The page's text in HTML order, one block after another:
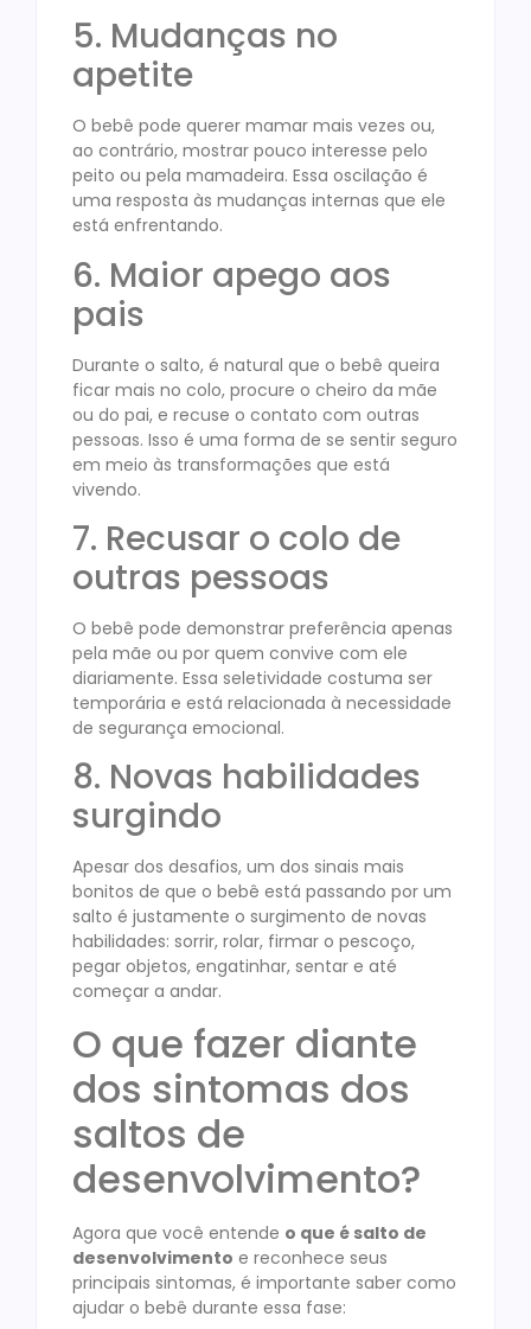
5. Mudanças no
apetite
O bebê pode querer mamar mais vezes ou,
ao contrário, mostrar pouco interesse pelo
peito ou pela mamadeira. Essa oscilação é
uma resposta às mudanças internas que ele
está enfrentando.
6. Maior apego aos
pais
Durante o salto, é natural que o bebê queira
ficar mais no colo, procure o cheiro da mãe
ou do pai, e recuse o contato com outras
pessoas. Isso é uma forma de se sentir seguro
em meio às transformações que está
vivendo.
7. Recusar o colo de
outras pessoas
O bebê pode demonstrar preferência apenas
pela mãe ou por quem convive com ele
diariamente. Essa seletividade costuma ser
temporária e está relacionada à necessidade
de segurança emocional.
8. Novas habilidades
surgindo
Apesar dos desafios, um dos sinais mais
bonitos de que o bebê está passando por um
salto é justamente o surgimento de novas
habilidades: sorrir, rolar, firmar o pescoço,
pegar objetos, engatinhar, sentar e até
começar a andar.
O que fazer diante
dos sintomas dos
saltos de
desenvolvimento?
Agora que você entende o que é salto de
desenvolvimento e reconhece seus
principais sintomas, é importante saber como
ajudar o bebê durante essa fase: